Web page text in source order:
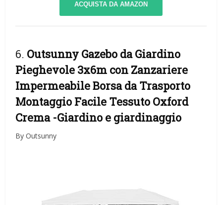
ACQUISTA DA AMAZON
6. Outsunny Gazebo da Giardino
Pieghevole 3x6m con Zanzariere
Impermeabile Borsa da Trasporto
Montaggio Facile Tessuto Oxford
Crema -Giardino e giardinaggio
By Outsunny